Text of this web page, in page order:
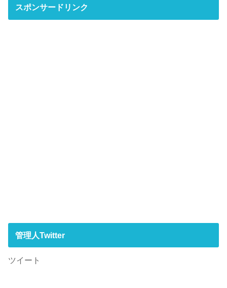
スポンサードリンク
管理人Twitter
ツイート